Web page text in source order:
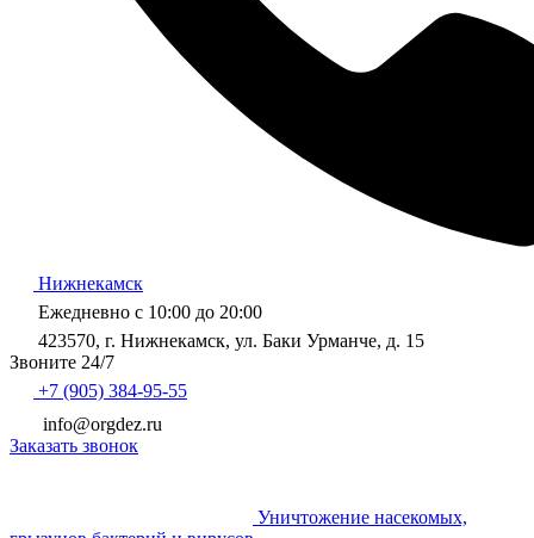
Нижнекамск
Ежедневно с 10:00 до 20:00
423570, г. Нижнекамск, ул. Баки Урманче, д. 15
Звоните 24/7
+7 (905) 384-95-55
info@orgdez.ru
Заказать звонок
Уничтожение насекомых,